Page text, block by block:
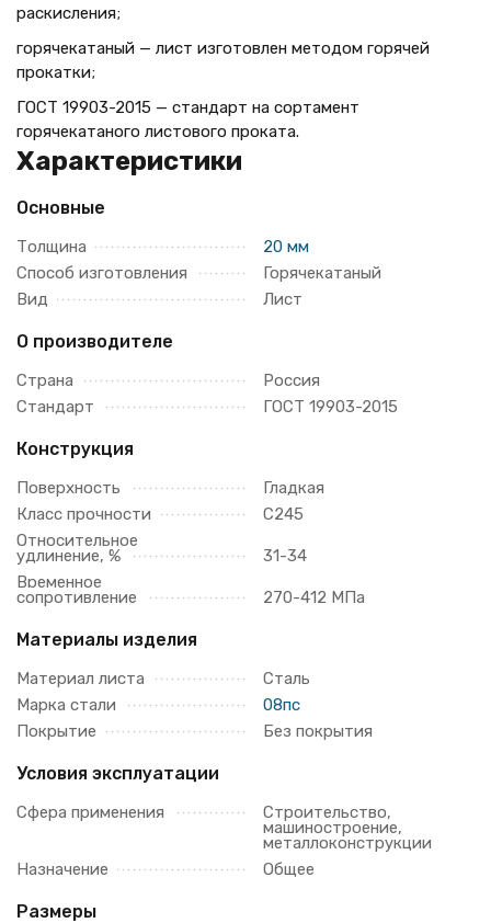
раскисления;
горячекатаный — лист изготовлен методом горячей
прокатки;
ГОСТ 19903-2015 — стандарт на сортамент
горячекатаного листового проката.
Характеристики
Основные
Толщина
20 мм
Способ изготовления
Горячекатаный
Вид
Лист
О производителе
Страна
Россия
Стандарт
ГОСТ 19903-2015
Конструкция
Поверхность
Гладкая
Класс прочности
С245
Относительное
удлинение, %
31-34
Временное
сопротивление 270-412 МПа
Материалы изделия
Материал листа
Сталь
Марка стали
08пс
Покрытие
Без покрытия
Условия эксплуатации
Сфера применения Строительство,
машиностроение,
металлоконструкции
Назначение
Общее
Размеры